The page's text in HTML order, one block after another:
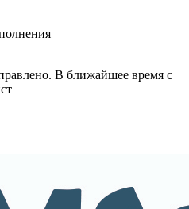
В ближайшее время с